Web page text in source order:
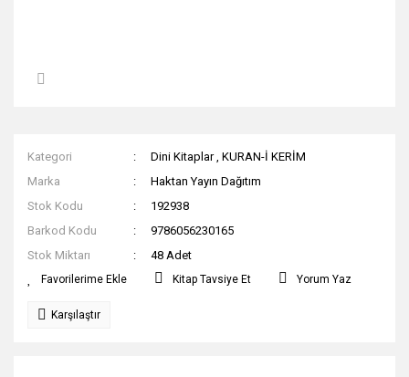
Kategori Dini Kitaplar ,KURAN-İ KERİM
Marka
Haktan Yayın Dağıtım
Stok Kodu
192938
Barkod Kodu
9786056230165
Stok Miktarı
48 Adet
Kitap Tavsiye Et Yorum Yaz
Karşılaştır